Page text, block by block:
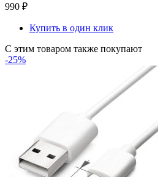
990 ₽
Купить в один клик
С этим товаром также покупают
-25%